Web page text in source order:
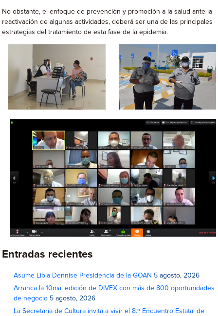
No obstante, el enfoque de prevención y promoción a la salud ante la
reactivación de algunas actividades, deberá ser una de las principales
estrategias del tratamiento de esta fase de la epidemia.
Entradas recientes
Asume Libia Dennise Presidencia de la GOAN 5 agosto, 2026
Arranca la 10ma. edición de DIVEX con más de 800 oportunidades
de negocio 5 agosto, 2026
La Secretaría de Cultura invita a vivir el 8.º Encuentro Estatal de